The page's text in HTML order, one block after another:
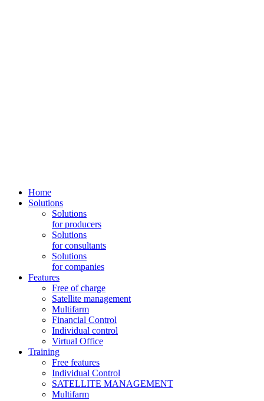
Home
Solutions
Solutions
for producers
Solutions
for consultants
Solutions
for companies
Features
Free of charge
Satellite management
Multifarm
Financial Control
Individual control
Virtual Office
Training
Free features
Individual Control
SATELLITE MANAGEMENT
Multifarm